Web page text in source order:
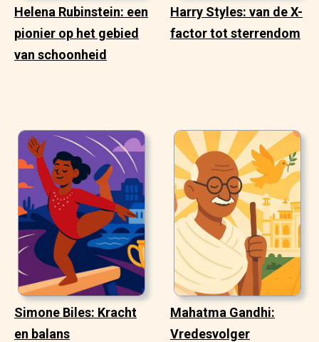
Helena Rubinstein: een
pionier op het gebied
van schoonheid
Harry Styles: van de X-
factor tot sterrendom
Simone Biles: Kracht
en balans
Mahatma Gandhi:
Vredesvolger